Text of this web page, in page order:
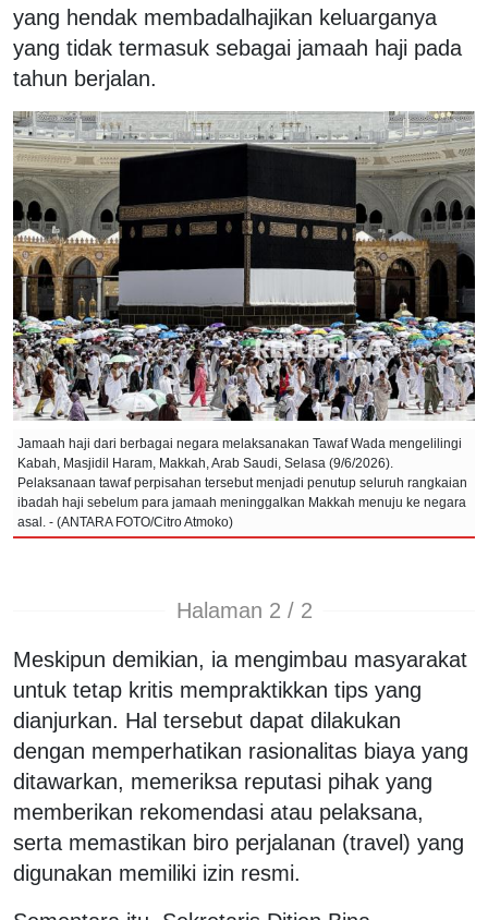
yang hendak membadalhajikan keluarganya
yang tidak termasuk sebagai jamaah haji pada
tahun berjalan.
Jamaah haji dari berbagai negara melaksanakan Tawaf Wada mengelilingi
Kabah, Masjidil Haram, Makkah, Arab Saudi, Selasa (9/6/2026).
Pelaksanaan tawaf perpisahan tersebut menjadi penutup seluruh rangkaian
ibadah haji sebelum para jamaah meninggalkan Makkah menuju ke negara
asal. - (ANTARA FOTO/Citro Atmoko)
Halaman 2 / 2
Meskipun demikian, ia mengimbau masyarakat
untuk tetap kritis mempraktikkan tips yang
dianjurkan. Hal tersebut dapat dilakukan
dengan memperhatikan rasionalitas biaya yang
ditawarkan, memeriksa reputasi pihak yang
memberikan rekomendasi atau pelaksana,
serta memastikan biro perjalanan (travel) yang
digunakan memiliki izin resmi.